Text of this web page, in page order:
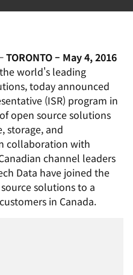
TORONTO – May 4, 2016
the world's leading
today announced
(ISR) program in
open source solutions
storage, and
collaboration with
channel leaders
Data have joined the
solutions to a
in Canada.